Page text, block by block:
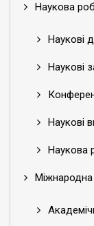
Наукова
Наукові
Наукові
Наукові
Наукова
Міжнародна